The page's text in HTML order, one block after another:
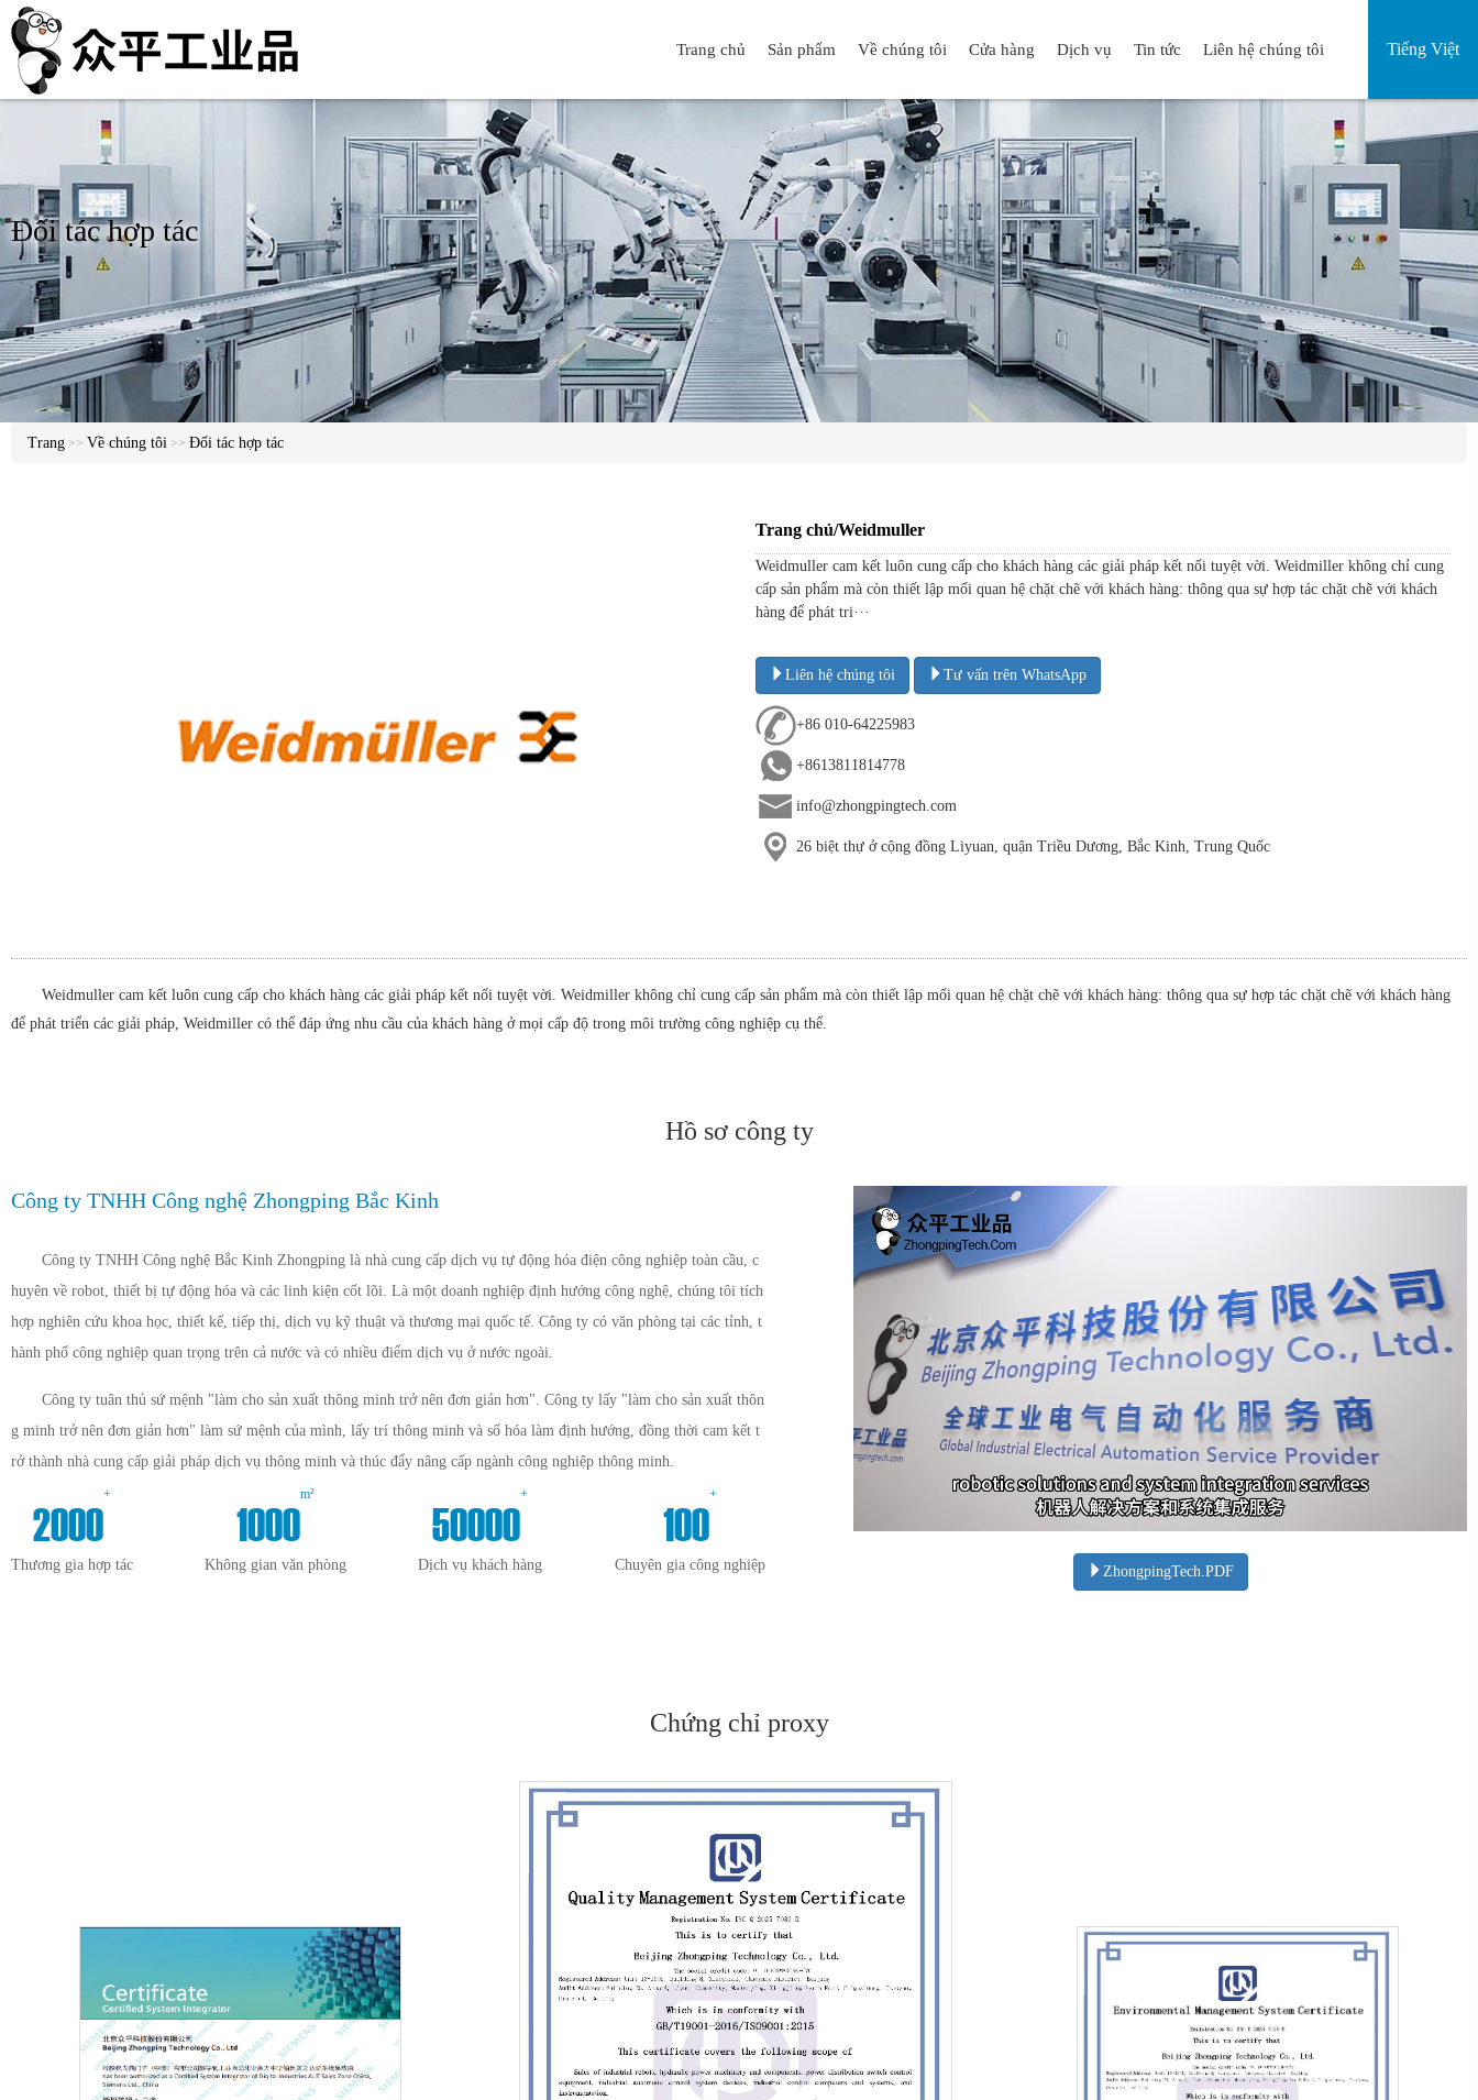
Tiếng Việt
Trang chủ Sản phẩm Về chúng tôi Cửa hàng Dịch vụ Tin tức Liên hệ chúng tôi
Đối tác hợp tác
Trang >> Về chúng tôi >> Đối tác hợp tác
Trang chủ/Weidmuller
Weidmuller cam kết luôn cung cấp cho khách hàng các giải pháp kết nối tuyệt vời. Weidmiller không chỉ cung
cấp sản phẩm mà còn thiết lập mối quan hệ chặt chẽ với khách hàng: thông qua sự hợp tác chặt chẽ với khách
hàng để phát tri···
Liên hệ chúng tôi Tư vấn trên WhatsApp
+86 010-64225983
+8613811814778
info@zhongpingtech.com
26 biệt thự ở cộng đồng Liyuan, quận Triều Dương, Bắc Kinh, Trung Quốc
Weidmuller cam kết luôn cung cấp cho khách hàng các giải pháp kết nối tuyệt vời. Weidmiller không chỉ cung cấp sản phẩm mà còn thiết lập mối quan hệ chặt chẽ với khách hàng: thông qua sự hợp tác chặt chẽ với khách hàng
để phát triển các giải pháp, Weidmiller có thể đáp ứng nhu cầu của khách hàng ở mọi cấp độ trong môi trường công nghiệp cụ thể.
Hồ sơ công ty
Công ty TNHH Công nghệ Zhongping Bắc Kinh
Công ty TNHH Công nghệ Bắc Kinh Zhongping là nhà cung cấp dịch vụ tự động hóa điện công nghiệp toàn cầu, c
huyên về robot, thiết bị tự động hóa và các linh kiện cốt lõi. Là một doanh nghiệp định hướng công nghệ, chúng tôi tích
hợp nghiên cứu khoa học, thiết kế, tiếp thị, dịch vụ kỹ thuật và thương mại quốc tế. Công ty có văn phòng tại các tỉnh, t
hành phố công nghiệp quan trọng trên cả nước và có nhiều điểm dịch vụ ở nước ngoài.
Công ty tuân thủ sứ mệnh "làm cho sản xuất thông minh trở nên đơn giản hơn". Công ty lấy "làm cho sản xuất thôn
g minh trở nên đơn giản hơn" làm sứ mệnh của mình, lấy trí thông minh và số hóa làm định hướng, đồng thời cam kết t
rở thành nhà cung cấp giải pháp dịch vụ thông minh và thúc đẩy nâng cấp ngành công nghiệp thông minh.
2000
+
Thương gia hợp tác
1000
m²
Không gian văn phòng
50000
+
Dịch vụ khách hàng
100
+
Chuyên gia công nghiệp ZhongpingTech.PDF
Chứng chỉ proxy